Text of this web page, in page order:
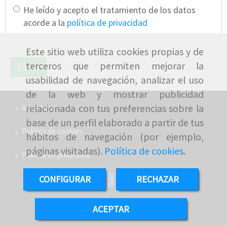
Este sitio web utiliza cookies propias y de
terceros que permiten mejorar la
usabilidad de navegación, analizar el uso
de la web y mostrar publicidad
relacionada con tus preferencias sobre la
base de un perfil elaborado a partir de tus
hábitos de navegación (por ejemplo,
páginas visitadas). Política de cookies.
CONFIGURAR RECHAZAR
ACEPTAR
He leído y acepto el tratamiento de los datos
acorde a la política de privacidad
Enviar
Aviso legal
Política de cookies
Política de privacidad